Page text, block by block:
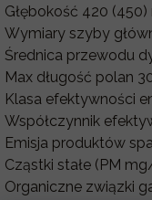
Głębokość 420 (450)
Wymiary szyby
Średnica przewodu
Max długość polan
Klasa efektywności
Współczynnik
Emisja produktów
Cząstki stałe (PM
Organiczne związki